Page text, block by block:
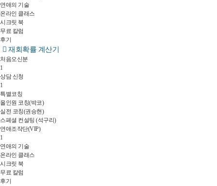
연애의 기술
온라인 클래스
시크릿 북
무료 칼럼
후기
재회확률 계산기
처음오신분
1
상담 신청
1
특별코칭
올인원 코칭(박코)
실전 코칭(권승현)
스페셜 컨설팅 (석구리)
연애조작단(VIP)
1
연애의 기술
온라인 클래스
시크릿 북
무료 칼럼
후기